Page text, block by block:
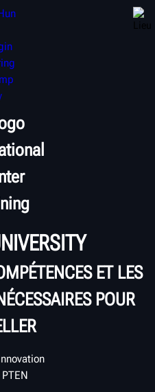
FORMATION
ET LES
POUR